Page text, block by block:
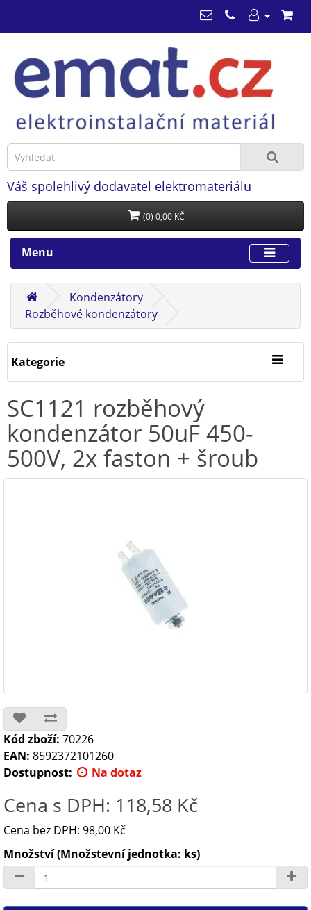
Váš spolehlivý dodavatel elektromateriálu
(0) 0,00 KČ
Menu
Kondenzátory
Rozběhové kondenzátory
Kategorie
SC1121 rozběhový
kondenzátor 50uF 450-
500V, 2x faston + šroub
Kód zboží: 70226
EAN: 8592372101260
Dostupnost:
Na dotaz
Cena s DPH: 118,58 Kč
Cena bez DPH: 98,00 Kč
Množství (Množstevní jednotka: ks)